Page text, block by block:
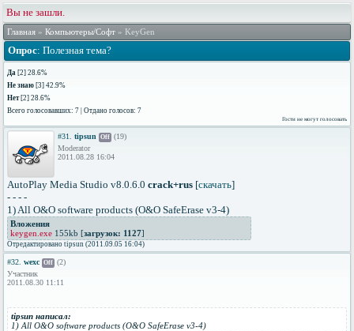
Вы не зашли.
Главная » Компьютеры/Софт » KeyGen
Опрос: Полезная тема?
Да [2] 28.6%
Не знаю [3] 42.9%
Нет[2] 28.6%
Всего голосовавших: 7 | Отдано голосов: 7
Гости не могут голосовать
#31. tipsun Off (19)
Moderator
2011.08.28 16:04
AutoPlay Media Studio v8.0.6.0 crack+rus [скачать]
- - - -
1) All O&O software products (O&O SafeErase v3-4)
Вложения
keygen.exe 155kb [загрузок: 1127]
Отредактировано tipsun (2011.09.05 16:04)
#32. wexc Off (2)
Участник
2011.08.30 11:11
tipsun написал:
1) All O&O software products (O&O SafeErase v3-4)